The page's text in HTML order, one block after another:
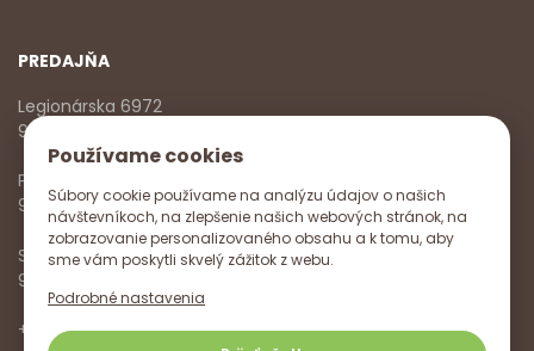
Používame cookies
Súbory cookie používame na analýzu údajov o našich
návštevníkoch, na zlepšenie našich webových stránok, na
zobrazovanie personalizovaného obsahu a k tomu, aby
sme vám poskytli skvelý zážitok z webu.
Podrobné nastavenia
PREDAJŇA
Legionárska 6972
911 01 Trenčín
Pondelok - Piatok
9:00 - 17:00
Sobota
9:00 - 12:00
+421 918 785 620,+421 915 572 350,info@vitanella.sk